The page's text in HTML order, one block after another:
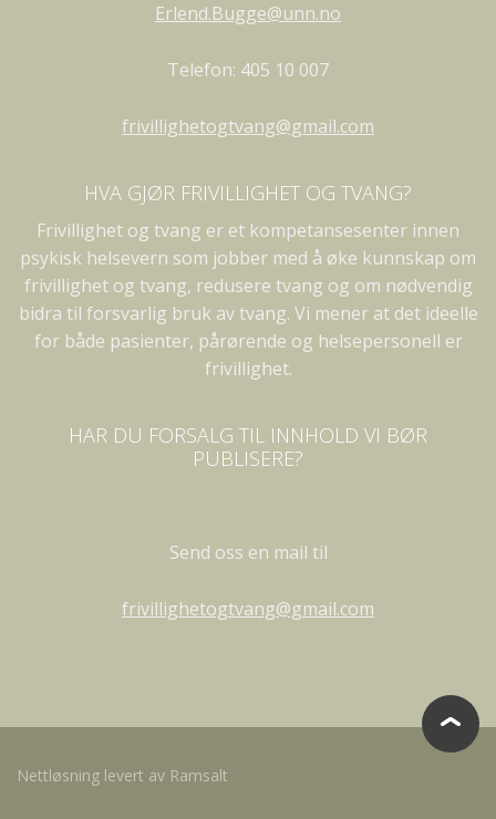
Erlend.Bugge@unn.no
Telefon: 405 10 007
frivillighetogtvang@gmail.com
HVA GJØR FRIVILLIGHET OG TVANG?
Frivillighet og tvang er et kompetansesenter innen
psykisk helsevern som jobber med å øke kunnskap om
frivillighet og tvang, redusere tvang og om nødvendig
bidra til forsvarlig bruk av tvang. Vi mener at det ideelle
for både pasienter, pårørende og helsepersonell er
frivillighet.
HAR DU FORSALG TIL INNHOLD VI BØR
PUBLISERE?
Send oss en mail til
frivillighetogtvang@gmail.com
Nettløsning levert av Ramsalt